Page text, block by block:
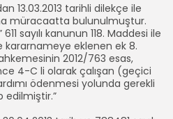
13.03.2013 tarihli dilekçe ile
müracaatta bulunulmuştur.
sayılı kanunun 118. Maddesi ile
kararnameye eklenen ek 8.
2012/763 esas,
4-C li olarak çalışan (geçici
ödenmesi yolunda gerekli
edilmiştir.”